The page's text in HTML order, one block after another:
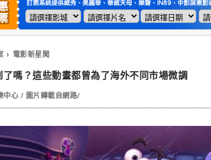
電影新星聞
了嗎？這些動畫都曾為了海外不同市場微調
中心 / 圖片轉載自網路/